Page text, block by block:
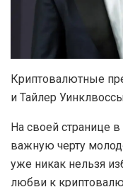
Криптовалютные
и Тайлер
На своей странице
важную черту
уже никак нельзя
любви к